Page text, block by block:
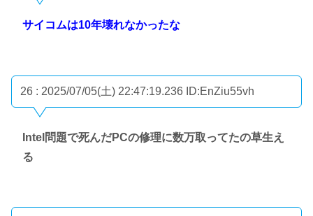
サイコムは10年壊れなかったな
26 : 2025/07/05(土) 22:47:19.236 ID:EnZiu55vh
Intel問題で死んだPCの修理に数万取ってたの草生え
る